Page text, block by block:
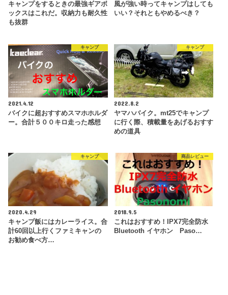
キャンプをするときの最強ギアボ
ックスはこれだ。収納力も耐久性
も抜群
風が強い時ってキャンプはしても
いい？それともやめるべき？
キャンプ
2021.4.12
バイクに超おすすめスマホホルダ
ー。合計５００キロ走った感想
キャンプ
2022.8.2
ヤマハバイク。mt25でキャンプ
に行く際、積載量をあげるおすす
めの道具
キャンプ
2020.4.29
キャンプ飯にはカレーライス。合
計60回以上行くファミキャンの
お勧め食べ方…
商品レビュー
2018.9.5
これはおすすめ！IPX7完全防水
Bluetooth イヤホン Paso…